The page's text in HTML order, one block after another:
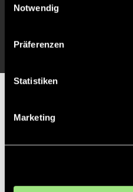
Notwendig
Präferenzen
Statistiken
Marketing